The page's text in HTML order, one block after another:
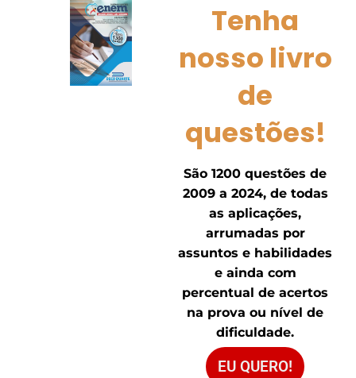
Tenha
nosso livro
de
questões!
São 1200 questões de
2009 a 2024, de todas
as aplicações,
arrumadas por
assuntos e habilidades
e ainda com
percentual de acertos
na prova ou nível de
dificuldade.
EU QUERO!